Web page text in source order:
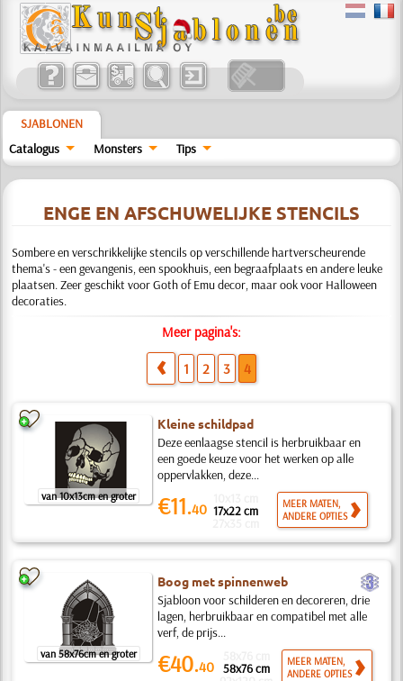
SJABLONEN
Catalogus
Monsters Tips
ENGE EN AFSCHUWELIJKE STENCILS
Sombere en verschrikkelijke stencils op verschillende hartverscheurende
thema's - een gevangenis, een spookhuis, een begraafplaats en andere leuke
plaatsen. Zeer geschikt voor Goth of Emu decor, maar ook voor Halloween
decoraties.
Meer pagina's:
1 2 3 4
van 10x13cm en groter
Kleine schildpad
Deze eenlaagse stencil is herbruikbaar en
een goede keuze voor het werken op alle
oppervlakken, deze...
€11.40 17x22 cm
MEER MATEN,
ANDERE OPTIES
van 58x76cm en groter
Boog met spinnenweb c
Sjabloon voor schilderen en decoreren, drie
lagen, herbruikbaar en compatibel met alle
verf, de prijs...
€40.40 58x76 cm
MEER MATEN,
ANDERE OPTIES